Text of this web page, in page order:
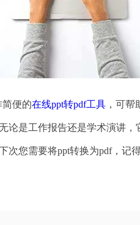
便的在线ppt转pdf工具 ，可
论是工作报告还是学术演讲
您需要将ppt转换为pdf，记